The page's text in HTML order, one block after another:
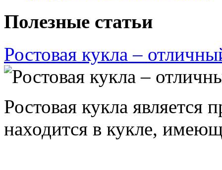
Полезные статьи
Ростовая кукла –
Ростовая кукла является
находится в кукле,